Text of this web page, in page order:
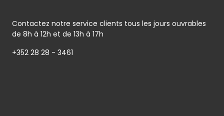
Contactez notre service clients tous les jours ouvrables
de 8h à 12h et de 13h à 17h
+352 28 28 - 3461